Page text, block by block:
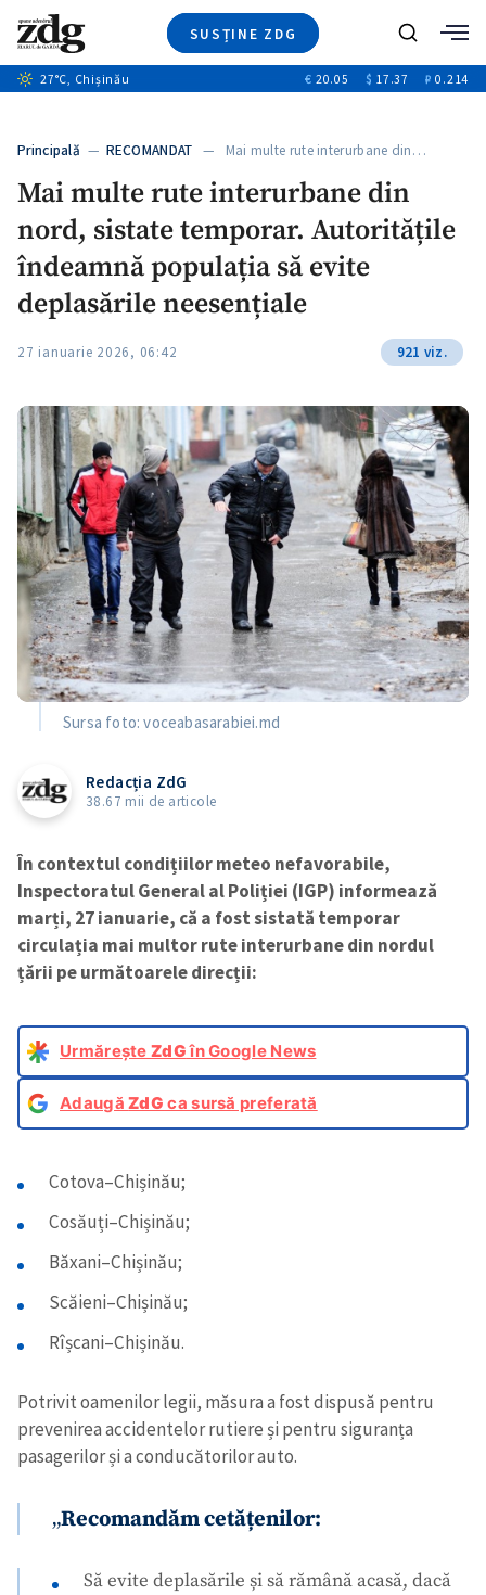
SUSȚINE ZDG
Ştiri
+6
Video
Special
Blog
Caută
27°C, Chișinău € 20.05 $ 17.37 ₽ 0.214
Principală — RECOMANDAT — Mai multe rute interurbane din…
Mai multe rute interurbane din
nord, sistate temporar. Autoritățile
îndeamnă populația să evite
deplasările neesențiale
27 ianuarie 2026, 06:42 921 viz.
Sursa foto: voceabasarabiei.md
Redacția ZdG
38.67 mii de articole
În contextul condițiilor meteo nefavorabile,
Inspectoratul General al Poliției (IGP) informează
marți, 27 ianuarie, că a fost sistată temporar
circulația mai multor rute interurbane din nordul
țǎrii pe următoarele direcții:
Urmărește ZdGîn Google News
AdaugăZdG ca sursă preferată
Cotova–Chișinău;
Cosăuți–Chișinău;
Băxani–Chișinău;
Scăieni–Chișinău;
Rîșcani–Chișinău.
Potrivit oamenilor legii, măsura a fost dispusă pentru
prevenirea accidentelor rutiere și pentru siguranța
pasagerilor și a conducătorilor auto.
„Recomandăm cetățenilor:
Să evite deplasările și să rămână acasă, dacă